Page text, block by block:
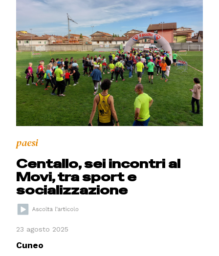
paesi
Centallo, sei incontri al
Movi, tra sport e
socializzazione
23 agosto 2025
Cuneo